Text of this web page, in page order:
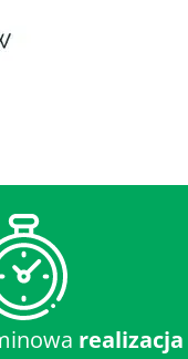
realizacja